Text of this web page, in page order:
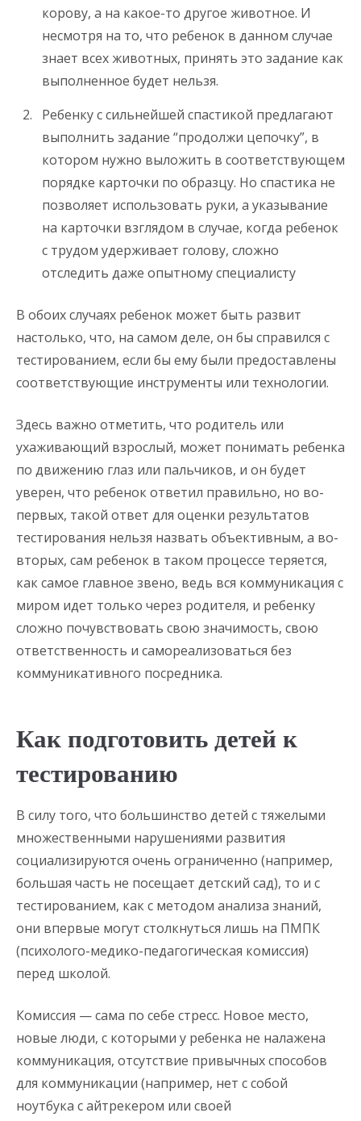
корову, а на какое-то другое животное. И
несмотря на то, что ребенок в данном случае
знает всех животных, принять это задание как
выполненное будет нельзя.
Ребенку с сильнейшей спастикой предлагают
выполнить задание “продолжи цепочку”, в
котором нужно выложить в соответствующем
порядке карточки по образцу. Но спастика не
позволяет использовать руки, а указывание
на карточки взглядом в случае, когда ребенок
с трудом удерживает голову, сложно
отследить даже опытному специалисту
В обоих случаях ребенок может быть развит
настолько, что, на самом деле, он бы справился с
тестированием, если бы ему были предоставлены
соответствующие инструменты или технологии.
Здесь важно отметить, что родитель или
ухаживающий взрослый, может понимать ребенка
по движению глаз или пальчиков, и он будет
уверен, что ребенок ответил правильно, но во-
первых, такой ответ для оценки результатов
тестирования нельзя назвать объективным, а во-
вторых, сам ребенок в таком процессе теряется,
как самое главное звено, ведь вся коммуникация с
миром идет только через родителя, и ребенку
сложно почувствовать свою значимость, свою
ответственность и самореализоваться без
коммуникативного посредника.
Как подготовить детей к
тестированию
В силу того, что большинство детей с тяжелыми
множественными нарушениями развития
социализируются очень ограниченно (например,
большая часть не посещает детский сад), то и с
тестированием, как с методом анализа знаний,
они впервые могут столкнуться лишь на ПМПК
(психолого-медико-педагогическая комиссия)
перед школой.
Комиссия — сама по себе стресс. Новое место,
новые люди, с которыми у ребенка не налажена
коммуникация, отсутствие привычных способов
для коммуникации (например, нет с собой
ноутбука с айтрекером или своей